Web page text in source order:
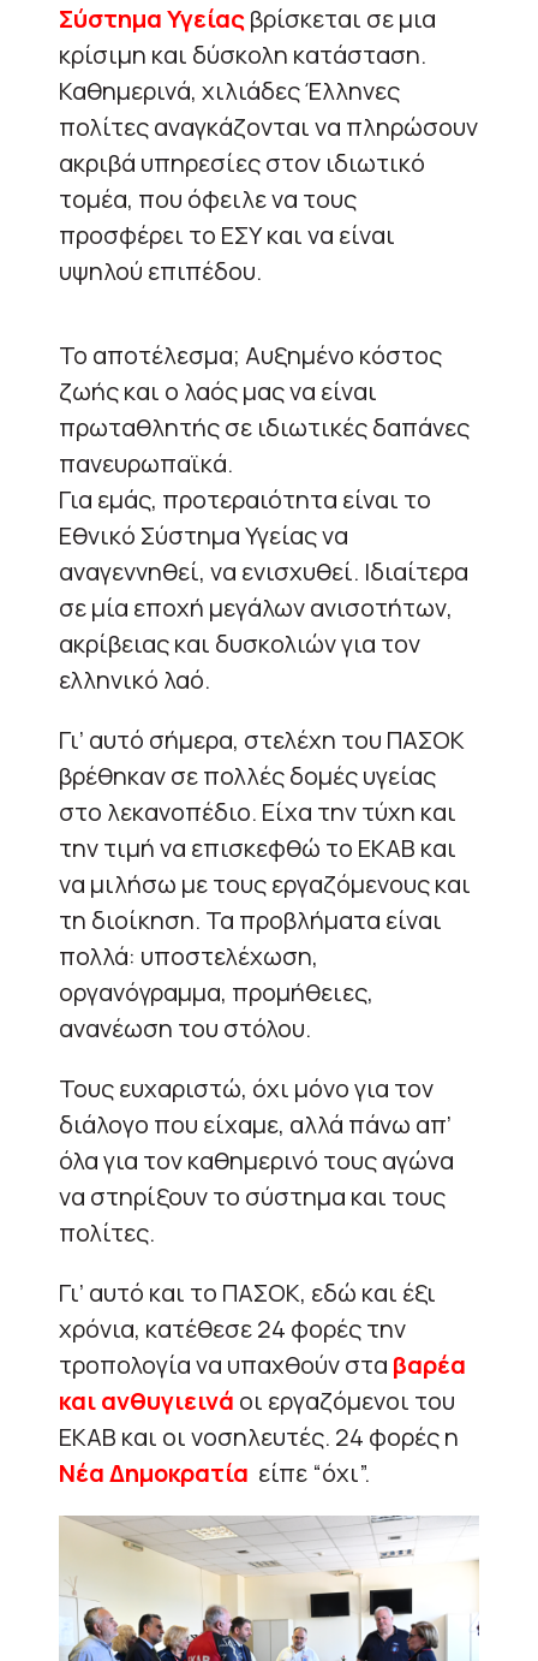
Σύστημα Υγείαςβρίσκεται σε μια
κρίσιμη και δύσκολη κατάσταση.
Καθημερινά, χιλιάδες Έλληνες
πολίτες αναγκάζονται να πληρώσουν
ακριβά υπηρεσίες στον ιδιωτικό
τομέα, που όφειλε να τους
προσφέρει το ΕΣΥ και να είναι
υψηλού επιπέδου.
Το αποτέλεσμα; Αυξημένο κόστος
ζωής και ο λαός μας να είναι
πρωταθλητής σε ιδιωτικές δαπάνες
πανευρωπαϊκά.
Για εμάς, προτεραιότητα είναι το
Εθνικό Σύστημα Υγείας να
αναγεννηθεί, να ενισχυθεί. Ιδιαίτερα
σε μία εποχή μεγάλων ανισοτήτων,
ακρίβειας και δυσκολιών για τον
ελληνικό λαό.
Γι’ αυτό σήμερα, στελέχη του ΠΑΣΟΚ
βρέθηκαν σε πολλές δομές υγείας
στο λεκανοπέδιο. Είχα την τύχη και
την τιμή να επισκεφθώ το ΕΚΑΒ και
να μιλήσω με τους εργαζόμενους και
τη διοίκηση. Τα προβλήματα είναι
πολλά: υποστελέχωση,
οργανόγραμμα, προμήθειες,
ανανέωση του στόλου.
Τους ευχαριστώ, όχι μόνο για τον
διάλογο που είχαμε, αλλά πάνω απ’
όλα για τον καθημερινό τους αγώνα
να στηρίξουν το σύστημα και τους
πολίτες.
Γι’ αυτό και το ΠΑΣΟΚ, εδώ και έξι
χρόνια, κατέθεσε 24 φορές την
τροπολογία να υπαχθούν στα βαρέα
και ανθυγιεινά οι εργαζόμενοι του
ΕΚΑΒ και οι νοσηλευτές. 24 φορές η
Νέα Δημοκρατία είπε “όχι”.